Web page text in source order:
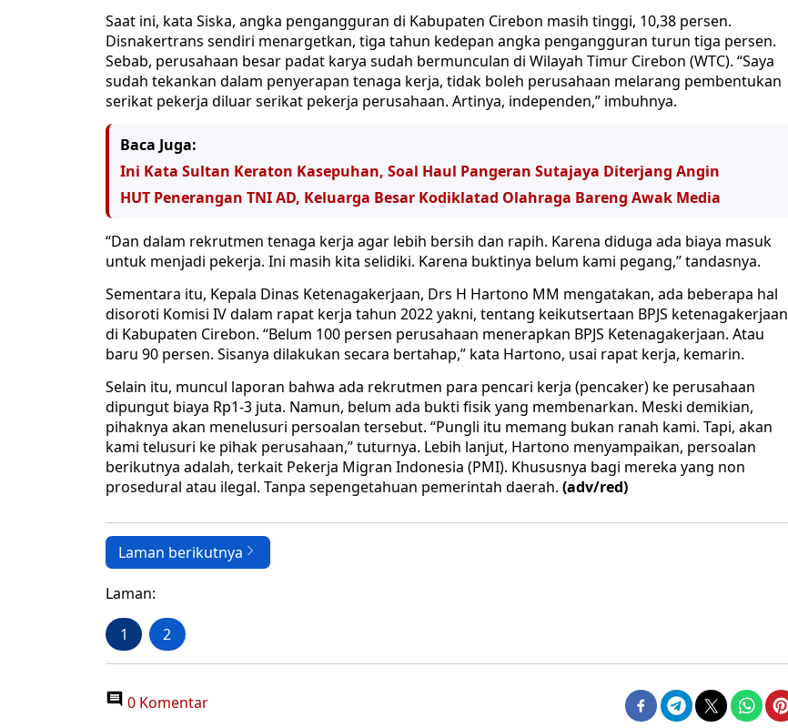
Saat ini, kata Siska, angka pengangguran di Kabupaten Cirebon masih tinggi, 10,38 persen.
Disnakertrans sendiri menargetkan, tiga tahun kedepan angka pengangguran turun tiga persen.
Sebab, perusahaan besar padat karya sudah bermunculan di Wilayah Timur Cirebon (WTC). “Saya
sudah tekankan dalam penyerapan tenaga kerja, tidak boleh perusahaan melarang pembentukan
serikat pekerja diluar serikat pekerja perusahaan. Artinya, independen,” imbuhnya.
Baca Juga:
Ini Kata Sultan Keraton Kasepuhan, Soal Haul Pangeran Sutajaya Diterjang Angin
HUT Penerangan TNI AD, Keluarga Besar Kodiklatad Olahraga Bareng Awak Media
“Dan dalam rekrutmen tenaga kerja agar lebih bersih dan rapih. Karena diduga ada biaya masuk
untuk menjadi pekerja. Ini masih kita selidiki. Karena buktinya belum kami pegang,” tandasnya.
Sementara itu, Kepala Dinas Ketenagakerjaan, Drs H Hartono MM mengatakan, ada beberapa hal
disoroti Komisi IV dalam rapat kerja tahun 2022 yakni, tentang keikutsertaan BPJS ketenagakerjaan
di Kabupaten Cirebon. “Belum 100 persen perusahaan menerapkan BPJS Ketenagakerjaan. Atau
baru 90 persen. Sisanya dilakukan secara bertahap,” kata Hartono, usai rapat kerja, kemarin.
Selain itu, muncul laporan bahwa ada rekrutmen para pencari kerja (pencaker) ke perusahaan
dipungut biaya Rp1-3 juta. Namun, belum ada bukti fisik yang membenarkan. Meski demikian,
pihaknya akan menelusuri persoalan tersebut. “Pungli itu memang bukan ranah kami. Tapi, akan
kami telusuri ke pihak perusahaan,” tuturnya. Lebih lanjut, Hartono menyampaikan, persoalan
berikutnya adalah, terkait Pekerja Migran Indonesia (PMI). Khususnya bagi mereka yang non
prosedural atau ilegal. Tanpa sepengetahuan pemerintah daerah. (adv/red)
Laman berikutnya
Laman:
1 2
0 Komentar